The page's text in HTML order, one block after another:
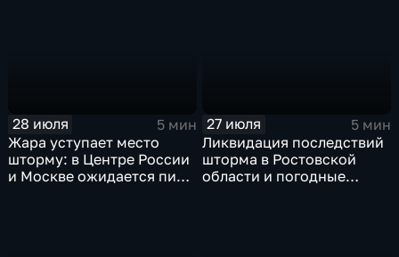
28 июля
5 мин
Жара уступает место
шторму: в Центре России
и Москве ожидается пик
27 июля
5 мин
Ликвидация последствий
шторма в Ростовской
области и погодные